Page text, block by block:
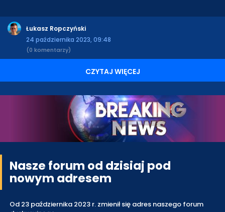
Łukasz Ropczyński
24 października 2023, 09:48
(0 komentarzy)
CZYTAJ WIĘCEJ
Nasze forum od dzisiaj pod
nowym adresem
Od 23 października 2023 r. zmienił się adres naszego forum